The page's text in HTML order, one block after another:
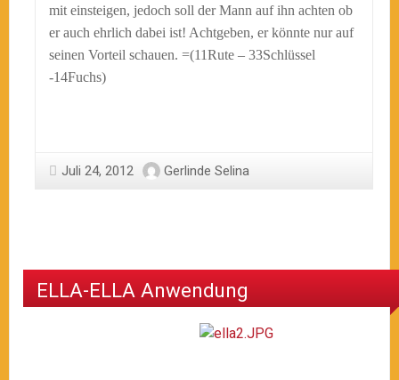
mit einsteigen, jedoch soll der Mann auf ihn achten ob
er auch ehrlich dabei ist! Achtgeben, er könnte nur auf
seinen Vorteil schauen. =(11Rute – 33Schlüssel
-14Fuchs)
Juli 24, 2012 Gerlinde Selina
ELLA-ELLA Anwendung